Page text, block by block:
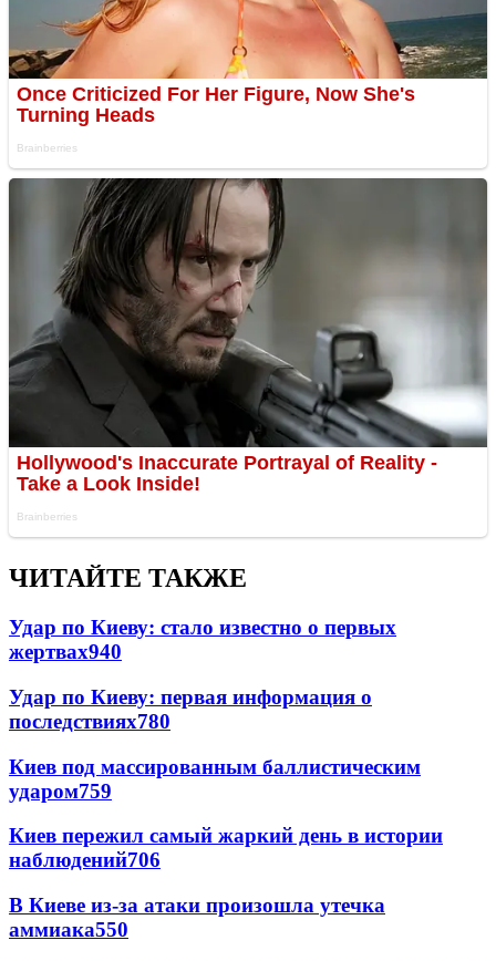
ЧИТАЙТЕ ТАКЖЕ
Удар по Киеву: стало известно о первых
жертвах940
Удар по Киеву: первая информация о
последствиях780
Киев под массированным баллистическим
ударом759
Киев пережил самый жаркий день в истории
наблюдений706
В Киеве из-за атаки произошла утечка
аммиака550